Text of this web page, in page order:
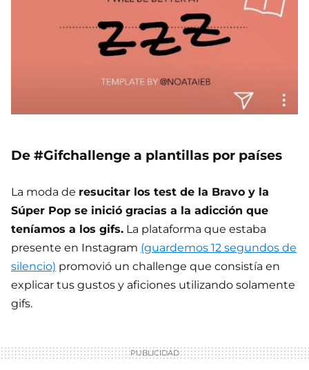
De #Gifchallenge a plantillas por países
La moda de resucitar los test de la Bravo y la
Súper Pop se inició gracias a la adicción que
teníamos a los gifs. La plataforma que estaba
presente en Instagram (guardemos 12 segundos de
silencio) promovió un challenge que consistía en
explicar tus gustos y aficiones utilizando solamente
gifs.